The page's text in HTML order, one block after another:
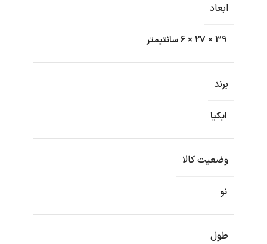
ابعاد
39 × 27 × 6 سانتیمتر
برند
ایکیا
وضعیت کالا
نو
طول